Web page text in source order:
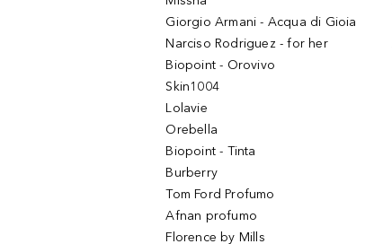
Giorgio Armani - Acqua di Gioia
Narciso Rodriguez - for her
Biopoint - Orovivo
Skin1004
Lolavie
Orebella
Biopoint - Tinta
Burberry
Tom Ford Profumo
Afnan profumo
Florence by Mills